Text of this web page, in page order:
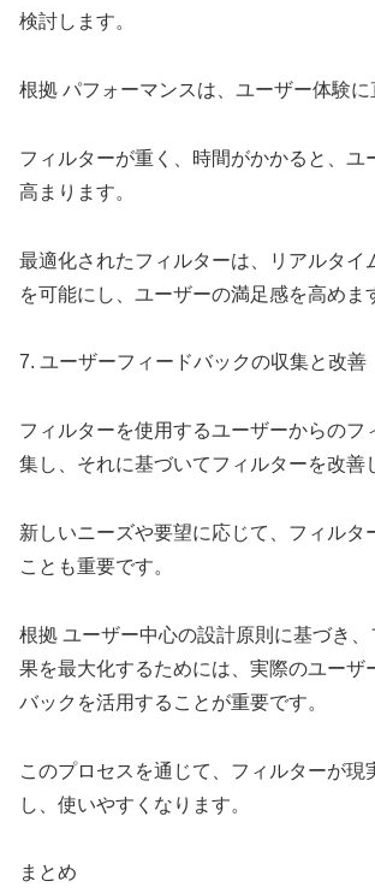
検討します。
根拠 パフォーマンスは、ユーザー体験に
フィルターが重く、時間がかかると、ユ
高まります。
最適化されたフィルターは、リアルタイ
を可能にし、ユーザーの満足感を高めま
7. ユーザーフィードバックの収集と改善
フィルターを使用するユーザーからのフ
集し、それに基づいてフィルターを改善
新しいニーズや要望に応じて、フィルタ
ことも重要です。
根拠 ユーザー中心の設計原則に基づき
果を最大化するためには、実際のユーザ
バックを活用することが重要です。
このプロセスを通じて、フィルターが現
し、使いやすくなります。
まとめ